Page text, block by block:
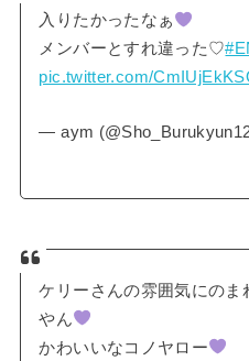
入りたかったなぁ
メンバーとすれ違った♡
pic.twitter.com/
— aym
ケリーさんの雰囲気にのま
やん
かわいいなコノヤロー